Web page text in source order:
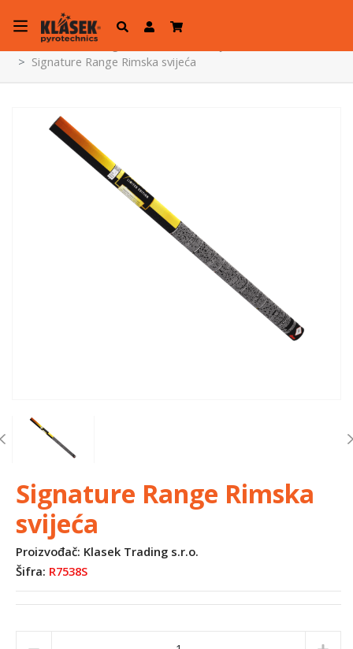
Početna Web trgovina
Signature Range Rimska svijeća
Previous
Signature Range Rimska
svijeća
Proizvođač: Klasek Trading s.r.o.
Šifra: R7538S